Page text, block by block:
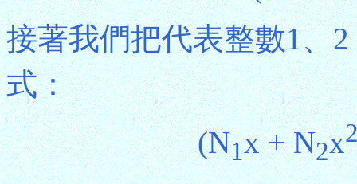
接著我們把代表整數1、2
式：
(N1x + N2x